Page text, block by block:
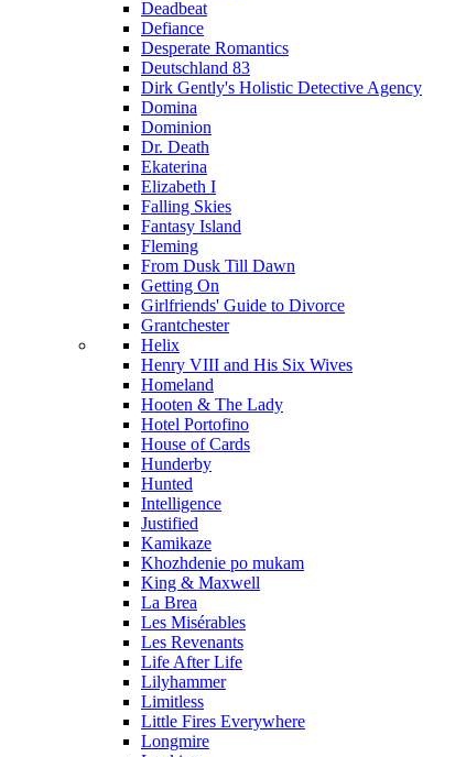
Deadbeat
Defiance
Desperate Romantics
Deutschland 83
Dirk Gently's Holistic Detective Agency
Domina
Dominion
Dr. Death
Ekaterina
Elizabeth I
Falling Skies
Fantasy Island
Fleming
From Dusk Till Dawn
Getting On
Girlfriends' Guide to Divorce
Grantchester
Helix
Henry VIII and His Six Wives
Homeland
Hooten & The Lady
Hotel Portofino
House of Cards
Hunderby
Hunted
Intelligence
Justified
Kamikaze
Khozhdenie po mukam
King & Maxwell
La Brea
Les Misérables
Les Revenants
Life After Life
Lilyhammer
Limitless
Little Fires Everywhere
Longmire